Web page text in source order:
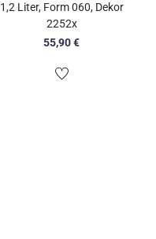
1,2 Liter, Form 060, Dekor
2252x
55,90€